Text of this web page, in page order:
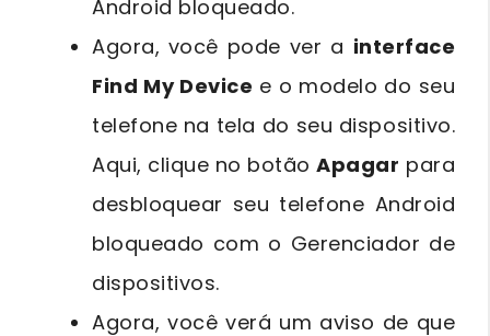
Android bloqueado.
Agora, você pode ver a interface
Find My Device e o modelo do seu
telefone na tela do seu dispositivo.
Aqui, clique no botãoApagar para
desbloquear seu telefone Android
bloqueado com o Gerenciador de
dispositivos.
Agora, você verá um aviso de que